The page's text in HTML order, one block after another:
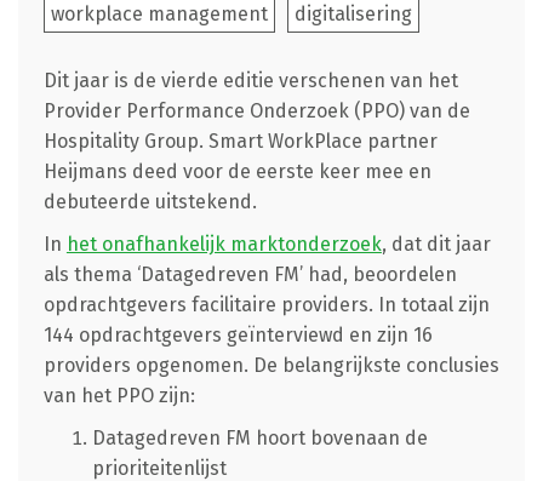
workplace management digitalisering
Dit jaar is de vierde editie verschenen van het
Provider Performance Onderzoek (PPO) van de
Hospitality Group. Smart WorkPlace partner
Heijmans deed voor de eerste keer mee en
debuteerde uitstekend.
In het onafhankelijk marktonderzoek, dat dit jaar
als thema ‘Datagedreven FM’ had, beoordelen
opdrachtgevers facilitaire providers. In totaal zijn
144 opdrachtgevers geïnterviewd en zijn 16
providers opgenomen. De belangrijkste conclusies
van het PPO zijn:
Datagedreven FM hoort bovenaan de
prioriteitenlijst